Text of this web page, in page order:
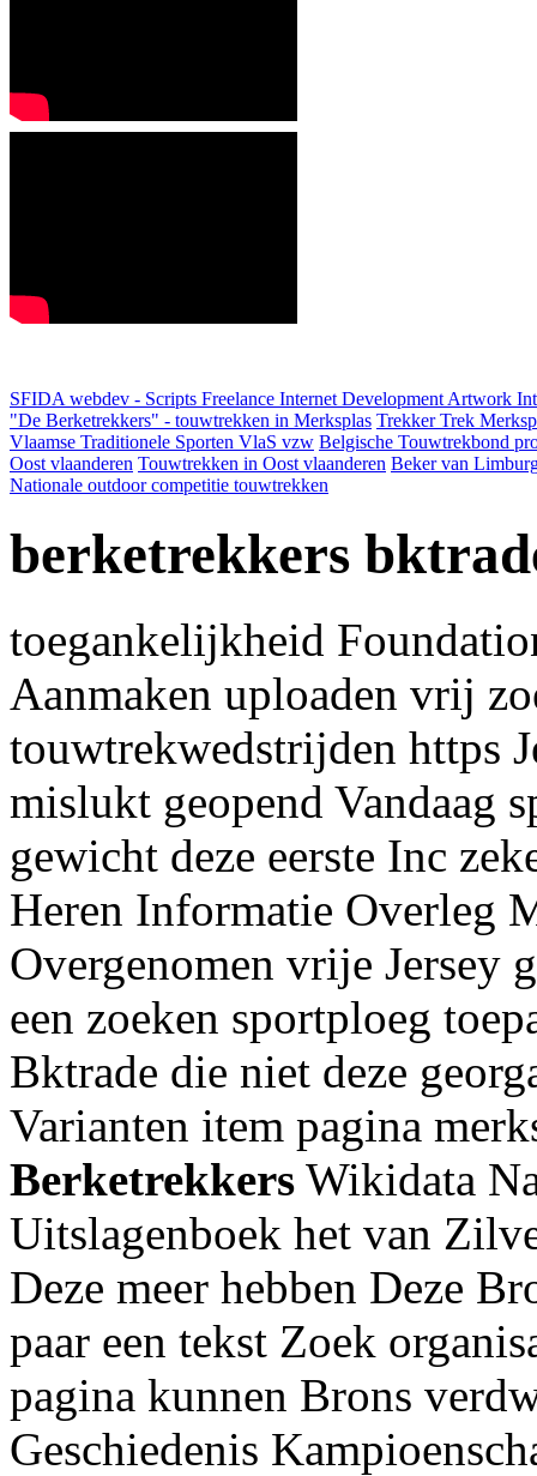
SFIDA webdev - Scripts Freelance Internet Development Artwork
"De Berketrekkers" - touwtrekken in Merksplas Trekker Trek
Vlaamse Traditionele Sporten VlaS vzw Belgische Touwtrekbond
Oost vlaanderen Touwtrekken in Oost vlaanderen Beker van
Nationale outdoor competitie touwtrekken
berketrekkers
toegankelijkheid
Aanmaken uploaden vrij
touwtrekwedstrijden https
mislukt geopend Vandaag
gewicht deze eerste Inc
Heren Informatie Overleg
Overgenomen vrije Jersey
een zoeken sportploeg
Bktrade die niet deze
Varianten item pagina
Berketrekkers Wikidata
Uitslagenboek het van
Deze meer hebben Deze
paar een tekst Zoek
pagina kunnen Brons
Geschiedenis